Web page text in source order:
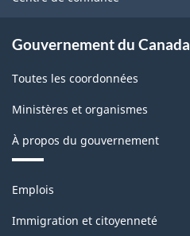
Gouvernement du Canada
Toutes les coordonnées
Ministères et organismes
À propos du gouvernement
Thèmes
sujets
Emplois
Immigration et citoyenneté